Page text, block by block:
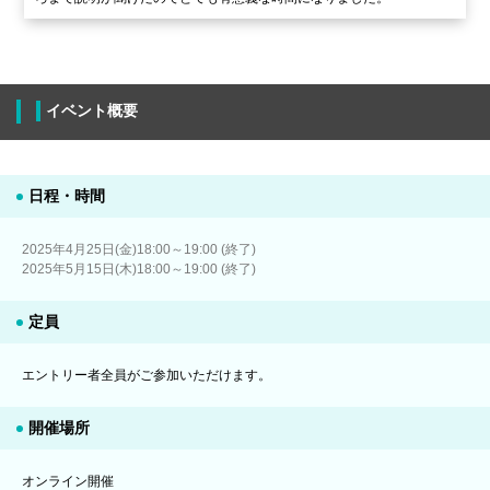
イベント概要
日程・時間
2025年4月25日(金)18:00～19:00 (終了)
2025年5月15日(木)18:00～19:00 (終了)
定員
エントリー者全員がご参加いただけます。
開催場所
オンライン開催